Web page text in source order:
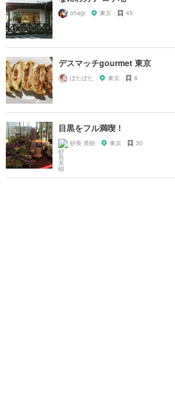
ohagi 東京 45
デスマッチgourmet 東京
ぽたぽた 東京 6
目黒をフル満喫！
砂長 英樹 東京 30